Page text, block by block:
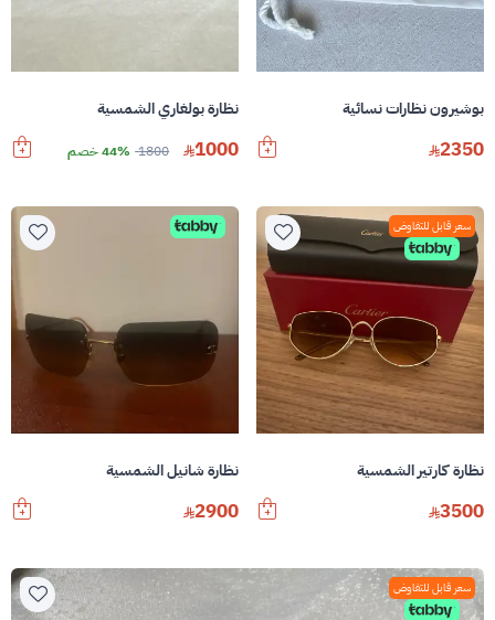
بوشيرون نظارات نسائية
2350
نظارة بولغاري الشمسية
1000
1800 44% خصم
سعر قابل للتفاوض
نظارة كارتير الشمسية
3500
نظارة شانيل الشمسية
2900
سعر قابل للتفاوض